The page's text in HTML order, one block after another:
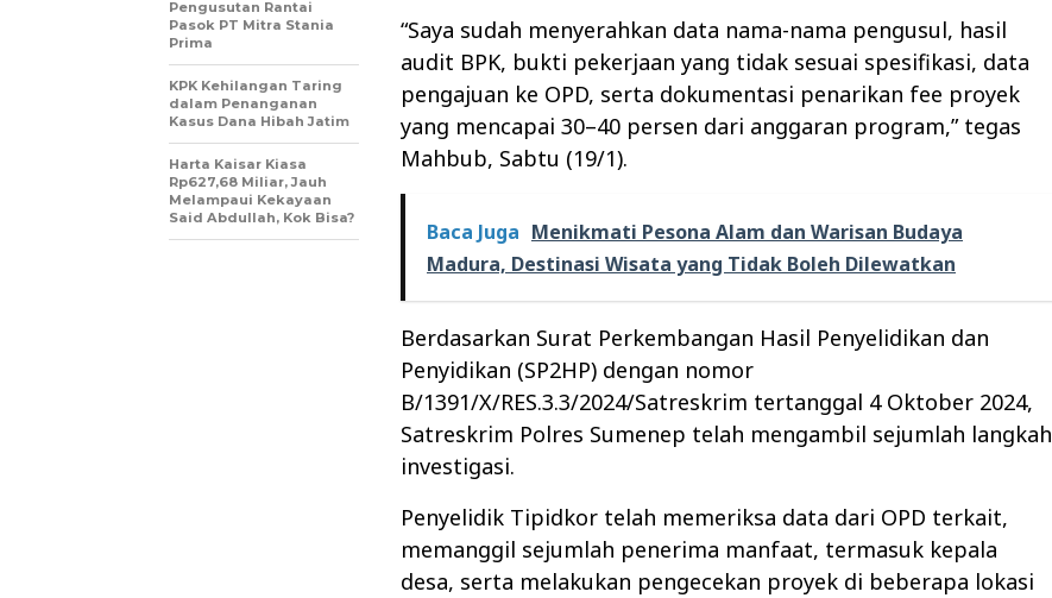
“Saya sudah menyerahkan data nama-nama pengusul, hasil
audit BPK, bukti pekerjaan yang tidak sesuai spesifikasi, data
pengajuan ke OPD, serta dokumentasi penarikan fee proyek
yang mencapai 30–40 persen dari anggaran program,” tegas
Mahbub, Sabtu (19/1).
Baca Juga Menikmati Pesona Alam dan Warisan Budaya
Madura, Destinasi Wisata yang Tidak Boleh Dilewatkan
Berdasarkan Surat Perkembangan Hasil Penyelidikan dan
Penyidikan (SP2HP) dengan nomor
B/1391/X/RES.3.3/2024/Satreskrim tertanggal 4 Oktober 2024,
Satreskrim Polres Sumenep telah mengambil sejumlah langkah
investigasi.
Penyelidik Tipidkor telah memeriksa data dari OPD terkait,
memanggil sejumlah penerima manfaat, termasuk kepala
desa, serta melakukan pengecekan proyek di beberapa lokasi
Pengusutan Rantai
Pasok PT Mitra Stania
Prima
KPK Kehilangan Taring
dalam Penanganan
Kasus Dana Hibah Jatim
Harta Kaisar Kiasa
Rp627,68 Miliar, Jauh
Melampaui Kekayaan
Said Abdullah, Kok Bisa?